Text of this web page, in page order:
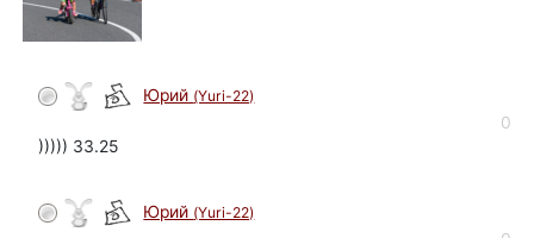
Юрий (Yuri-22)
0
))))) 33.25
Юрий (Yuri-22)